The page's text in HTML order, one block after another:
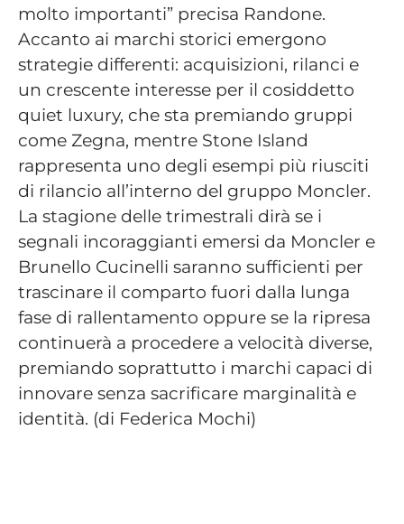
molto importanti” precisa Randone.
Accanto ai marchi storici emergono
strategie differenti: acquisizioni, rilanci e
un crescente interesse per il cosiddetto
quiet luxury, che sta premiando gruppi
come Zegna, mentre Stone Island
rappresenta uno degli esempi più riusciti
di rilancio all’interno del gruppo Moncler.
La stagione delle trimestrali dirà se i
segnali incoraggianti emersi da Moncler e
Brunello Cucinelli saranno sufficienti per
trascinare il comparto fuori dalla lunga
fase di rallentamento oppure se la ripresa
continuerà a procedere a velocità diverse,
premiando soprattutto i marchi capaci di
innovare senza sacrificare marginalità e
identità. (di Federica Mochi)